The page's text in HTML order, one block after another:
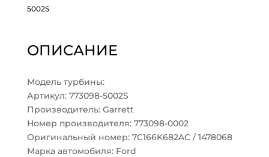
5002S
ОПИСАНИЕ
Модель турбины:
Артикул: 773098-5002S
Производитель: Garrett
Номер производителя: 773098-0002
Оригинальный номер: 7C166K682AC / 1478068
Марка автомобиля: Ford